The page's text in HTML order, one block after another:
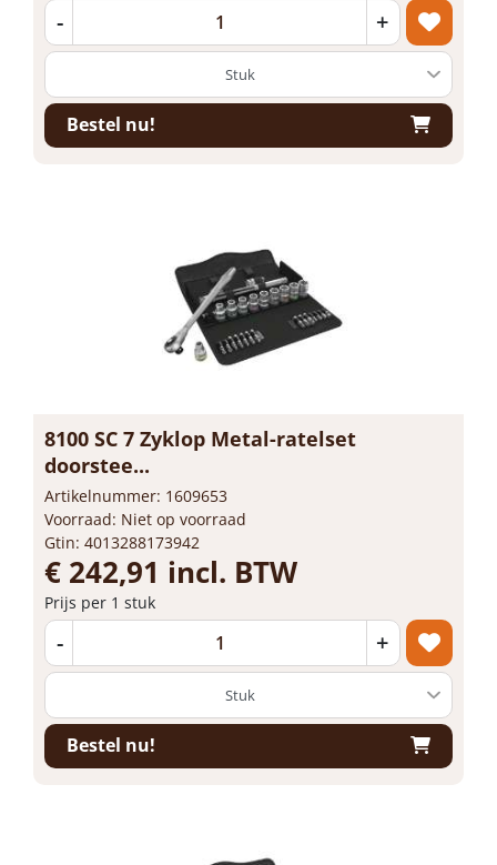
- +
Bestel nu!
8100 SC 7 Zyklop Metal-ratelset
doorstee...
Artikelnummer: 1609653
Voorraad: Niet op voorraad
Gtin: 4013288173942
€ 242,91 incl. BTW
Prijs per 1 stuk
- +
Bestel nu!